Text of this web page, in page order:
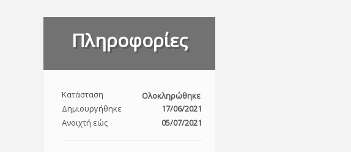
Πληροφορίες
Κατάσταση
Ολοκληρώθηκε
Δημιουργήθηκε
17/06/2021
Ανοιχτή εώς
05/07/2021